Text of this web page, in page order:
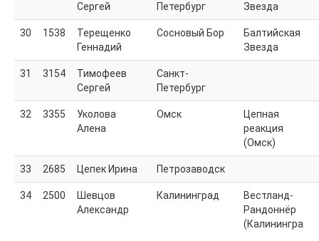
Сергей
Петербург
Звезда
30 1538
Терещенко
Геннадий
Сосновый Бор
Балтийская
Звезда
31 3154
Тимофеев
Сергей
Санкт-
Петербург
32 3355
Уколова
Алена
Омск
Цепная
реакция
(Омск)
33 2685 Цепек Ирина Петрозаводск
34 2500
Шевцов
Александр
Калининград
Вестланд-
Рандоннёр
(Калинингра